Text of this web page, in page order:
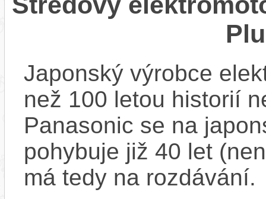
Japonský výrobce
než 100 letou historií
Panasonic se na
pohybuje již 40 let
má tedy na rozdávání.